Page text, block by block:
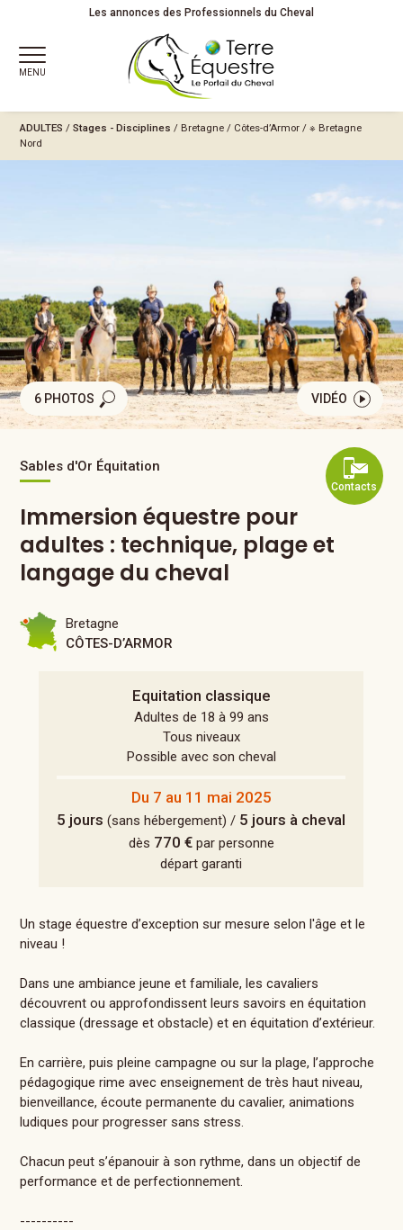
Les annonces des Professionnels du Cheval
MENU
ADULTES /Stages - Disciplines / Bretagne / Côtes-d’Armor /※ Bretagne
Nord
6 PHOTOS VIDÉO
Contacts
Sables d'Or Équitation
Immersion équestre pour
adultes : technique, plage et
langage du cheval
Equitation classique
Adultes de 18 à 99 ans
Tous niveaux
Possible avec son cheval
Du 7 au 11 mai 2025
5 jours (sans hébergement) / 5 jours à cheval
dès 770 €par personne
départ garanti
Bretagne
CÔTES-D’ARMOR
Un stage équestre d’exception sur mesure selon l'âge et le
niveau !
Dans une ambiance jeune et familiale, les cavaliers
découvrent ou approfondissent leurs savoirs en équitation
classique (dressage et obstacle) et en équitation d’extérieur.
En carrière, puis pleine campagne ou sur la plage, l’approche
pédagogique rime avec enseignement de très haut niveau,
bienveillance, écoute permanente du cavalier, animations
ludiques pour progresser sans stress.
Chacun peut s’épanouir à son rythme, dans un objectif de
performance et de perfectionnement.
----------